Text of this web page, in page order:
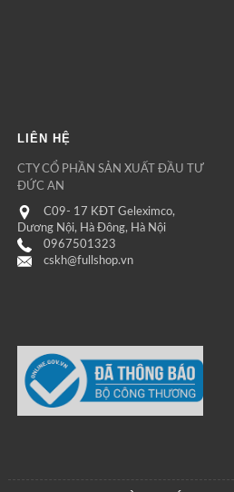
LIÊN HỆ
CTY CỔ PHẦN SẢN XUẤT ĐẦU TƯ
ĐỨC AN
C09- 17 KĐT Geleximco,
Dương Nội, Hà Đông, Hà Nội
0967501323
cskh@fullshop.vn